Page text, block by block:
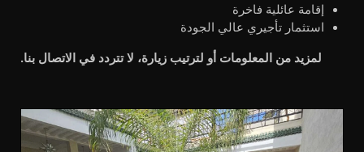
إقامة عائلية فاخرة
استثمار تأجيري عالي الجودة
لمزيد من المعلومات أو لترتيب زيارة، لا تتردد في الاتصال بنا.